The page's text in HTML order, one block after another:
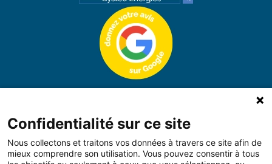
Voir les 49 avis- Laissez un avis
Confidentialité sur ce site
Nous collectons et traitons vos données à travers ce site afin de
mieux comprendre son utilisation. Vous pouvez consentir à tous